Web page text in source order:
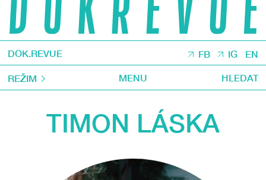
DOK.REVUE FB IG EN
REŽIM MENU HLEDAT
TIMON LÁSKA